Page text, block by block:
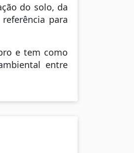
do solo, da
para
e tem como
entre